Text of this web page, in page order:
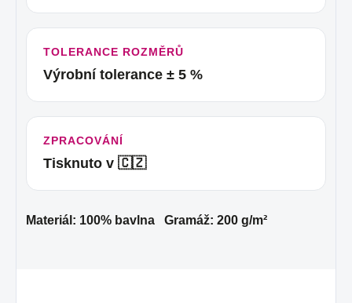
TOLERANCE ROZMĚRŮ
Výrobní tolerance ± 5 %
ZPRACOVÁNÍ
Tisknuto v 🇨🇿
Materiál: 100% bavlna Gramáž: 200 g/m²